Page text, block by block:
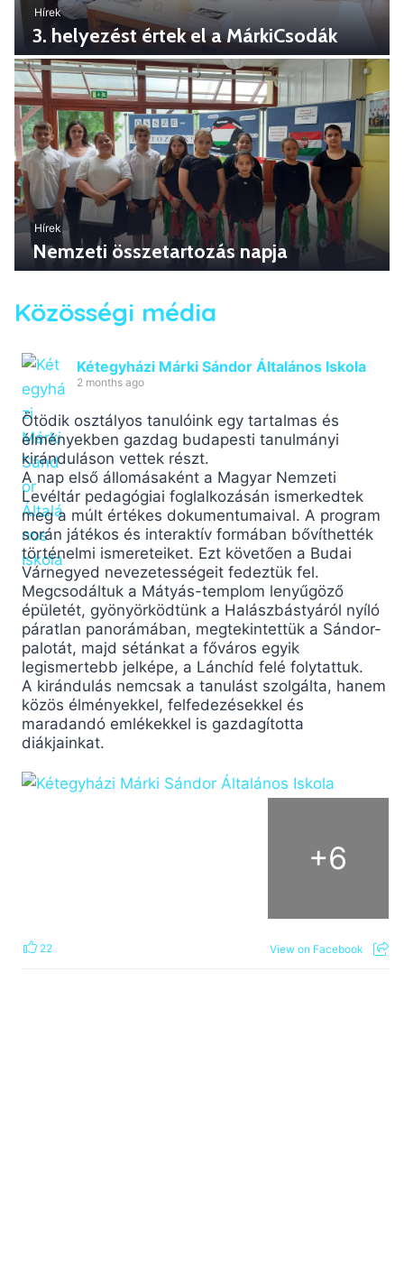
Hírek
3. helyezést értek el a MárkiCsodák
Hírek
Nemzeti összetartozás napja
Közösségi média
Kétegyházi Márki Sándor Általános Iskola
2 months ago
Ötödik osztályos tanulóink egy tartalmas és
élményekben gazdag budapesti tanulmányi
kiránduláson vettek részt.
A nap első állomásaként a Magyar Nemzeti
Levéltár pedagógiai foglalkozásán ismerkedtek
meg a múlt értékes dokumentumaival. A program
során játékos és interaktív formában bővíthették
történelmi ismereteiket. Ezt követően a Budai
Várnegyed nevezetességeit fedeztük fel.
Megcsodáltuk a Mátyás-templom lenyűgöző
épületét, gyönyörködtünk a Halászbástyáról nyíló
páratlan panorámában, megtekintettük a Sándor-
palotát, majd sétánkat a főváros egyik
legismertebb jelképe, a Lánchíd felé folytattuk.
A kirándulás nemcsak a tanulást szolgálta, hanem
közös élményekkel, felfedezésekkel és
maradandó emlékekkel is gazdagította
diákjainkat.
+6
22 View on Facebook